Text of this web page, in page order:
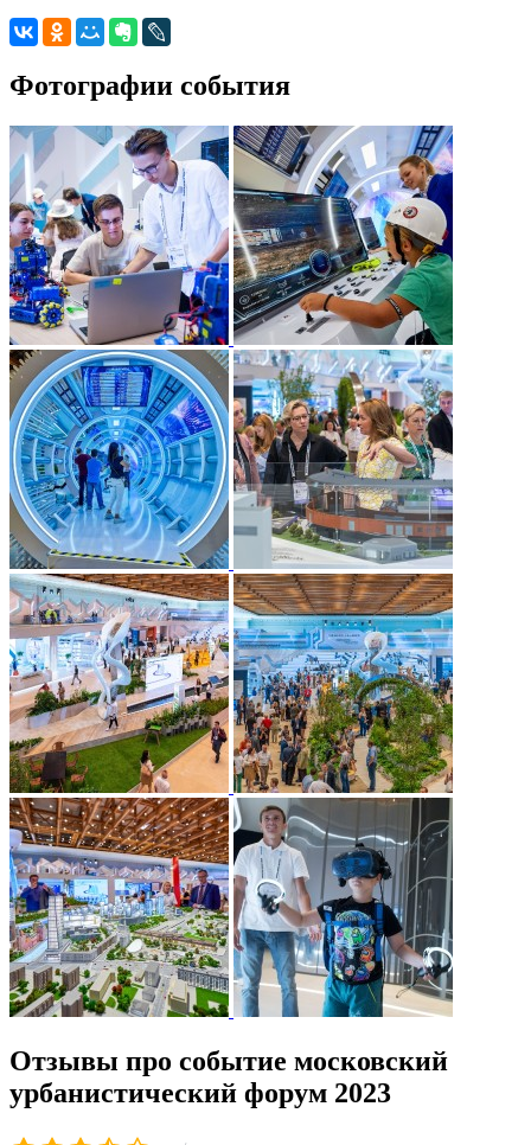
Фотографии события
Отзывы про событие московский
урбанистический форум 2023